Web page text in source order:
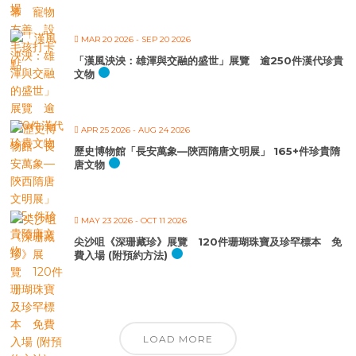
MAR 20 2026 - SEP 20 2026
「漢風泱泱：雄渾與交融的盛世」展覽 逾250件漢代珍貴
文物
APR 25 2026 - AUG 24 2026
歷史博物館「長安萬象—陝西隋唐文明展」 165+件珍貴隋
唐文物
MAY 23 2026 - OCT 11 2026
尖沙咀《深珊藏珍》展覽 120件珊瑚珠寶及珍罕標本 免
費入場 (附預約方法)
LOAD MORE